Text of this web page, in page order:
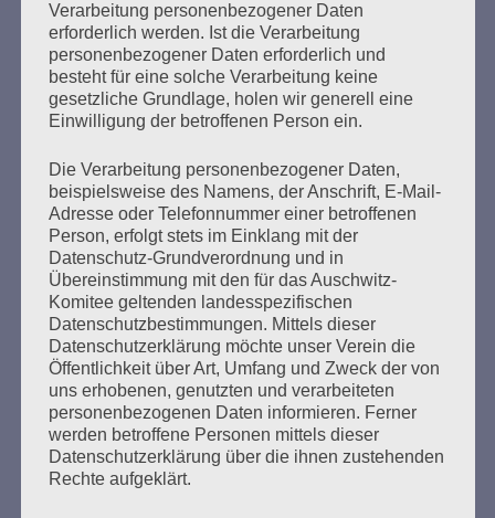
Erstellt am 8. November 2017
Veranstaltung des Auschwitz-Komitees zum Gedenken
an die Pogromnacht 1938 „Damit es die ganze Welt
der griechischen Jüdinnen und Juden und die deutsche
Reparationsschuld mit Esther Bejarano, Sylvia
Wempner, Rolf Becker, Dr. Dr. Karl Heinz Roth Vortrag:
Der vergebliche Kampf der jüdischen Gemeinde
Salonikis um Entschädigung… Sowie…
mehr ...
Seitennummerierung
der
Zurück 33 Weiter
Verarbeitung personenbezogener Daten
erforderlich werden. Ist die Verarbeitung
personenbezogener Daten erforderlich und
besteht für eine solche Verarbeitung keine
gesetzliche Grundlage, holen wir generell eine
Einwilligung der betroffenen Person ein.
Die Verarbeitung personenbezogener Daten,
beispielsweise des Namens, der Anschrift, E-Mail-
Adresse oder Telefonnummer einer betroffenen
Person, erfolgt stets im Einklang mit der
Datenschutz-Grundverordnung und in
Übereinstimmung mit den für das Auschwitz-
Komitee geltenden landesspezifischen
Datenschutzbestimmungen. Mittels dieser
Datenschutzerklärung möchte unser Verein die
Öffentlichkeit über Art, Umfang und Zweck der von
uns erhobenen, genutzten und verarbeiteten
personenbezogenen Daten informieren. Ferner
werden betroffene Personen mittels dieser
Datenschutzerklärung über die ihnen zustehenden
Rechte aufgeklärt.